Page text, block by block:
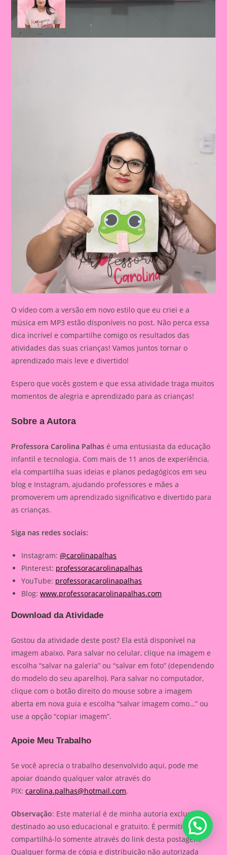
O vídeo com a versão em novo estilo que eu criei e a
música em MP3 estão disponíveis no post. Não perca essa
dica incrível e compartilhe comigo os resultados das
atividades das suas crianças! Vamos juntos tornar o
aprendizado mais leve e divertido!
Espero que vocês gostem e que essa atividade traga muitos
momentos de alegria e aprendizado para as crianças!
Sobre a Autora
Professora Carolina Palhas é uma entusiasta da educação
infantil e tecnologia. Com mais de 11 anos de experiência,
ela compartilha suas ideias e planos pedagógicos em seu
blog e Instagram, ajudando professores e mães a
promoverem um aprendizado significativo e divertido para
as crianças.
Siga nas redes sociais:
Instagram:@carolinapalhas
Pinterest: professoracarolinapalhas
YouTube: professoracarolinapalhas
Blog:www.professoracarolinapalhas.com
Download da Atividade
Gostou da atividade deste post? Ela está disponível na
imagem abaixo. Para salvar no celular, clique na imagem e
escolha “salvar na galeria” ou “salvar em foto” (dependendo
do modelo do seu aparelho). Para salvar no computador,
clique com o botão direito do mouse sobre a imagem
aberta em nova guia e escolha “salvar imagem como…” ou
use a opção “copiar imagem”.
Apoie Meu Trabalho
Se você aprecia o trabalho desenvolvido aqui, pode me
apoiar doando qualquer valor através do
PIX:carolina.palhas@hotmail.com.
Observação: Este material é de minha autoria exclusiva,
destinado ao uso educacional e gratuito. É permitido
compartilhá-lo somente através do link desta postagem.
Qualquer forma de cópia e distribuição não autorizada